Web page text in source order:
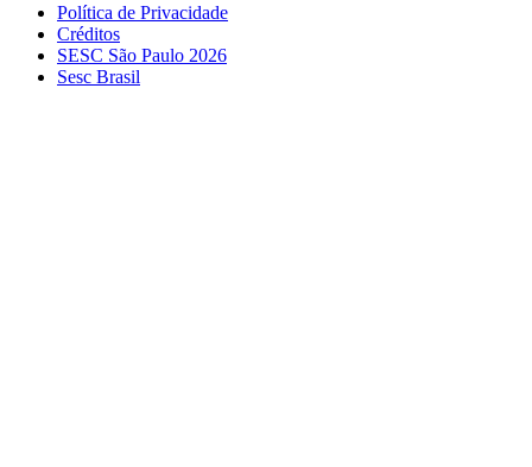
Política de Privacidade
Créditos
SESC São Paulo 2026
Sesc Brasil